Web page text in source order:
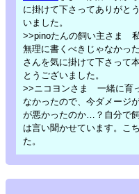
に掛けて下さってありがと
いました。
>>pinoたんの飼い主さま
無理に書くべきじゃなかっ
さんを気に掛けて下さって
とうございました。
>>ニコヨンさま 一緒に育
なかったので、今ダメージ
が悪かったのか…？自分で
は言い聞かせています。こ
た。